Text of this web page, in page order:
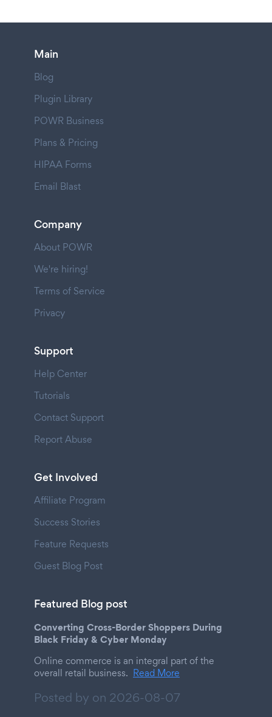
Main
Blog
Plugin Library
POWR Business
Plans & Pricing
HIPAA Forms
Email Blast
Company
About POWR
We're hiring!
Terms of Service
Privacy
Support
Help Center
Tutorials
Contact Support
Report Abuse
Get Involved
Affiliate Program
Success Stories
Feature Requests
Guest Blog Post
Featured Blog post
Converting Cross-Border Shoppers During
Black Friday & Cyber Monday
Online commerce is an integral part of the
overall retail business. Read More
Posted by on 2026-08-07